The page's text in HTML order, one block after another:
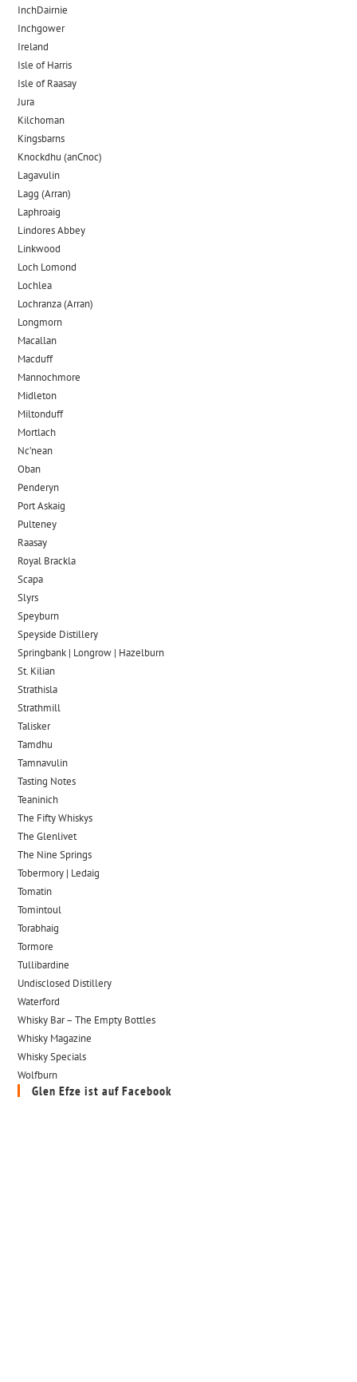
InchDairnie
Inchgower
Ireland
Isle of Harris
Isle of Raasay
Jura
Kilchoman
Kingsbarns
Knockdhu (anCnoc)
Lagavulin
Lagg (Arran)
Laphroaig
Lindores Abbey
Linkwood
Loch Lomond
Lochlea
Lochranza (Arran)
Longmorn
Macallan
Macduff
Mannochmore
Midleton
Miltonduff
Mortlach
Nc’nean
Oban
Penderyn
Port Askaig
Pulteney
Raasay
Royal Brackla
Scapa
Slyrs
Speyburn
Speyside Distillery
Springbank | Longrow | Hazelburn
St. Kilian
Strathisla
Strathmill
Talisker
Tamdhu
Tamnavulin
Tasting Notes
Teaninich
The Fifty Whiskys
The Glenlivet
The Nine Springs
Tobermory | Ledaig
Tomatin
Tomintoul
Torabhaig
Tormore
Tullibardine
Undisclosed Distillery
Waterford
Whisky Bar – The Empty Bottles
Whisky Magazine
Whisky Specials
Wolfburn
Glen Efze ist auf Facebook